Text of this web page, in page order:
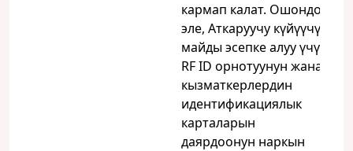
кармап калат. Ошондой
эле, Аткаруучу күйүүчү
майды эсепке алуу үчүн
RF ID орнотуунун жана
кызматкерлердин
идентификациялык
карталарын
даярдоонун наркын